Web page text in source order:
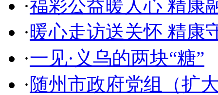
·福彩公益暖人心 精康
·暖心走访送关怀 精康
·一见·义乌的两块“糖”
·随州市政府党组（扩